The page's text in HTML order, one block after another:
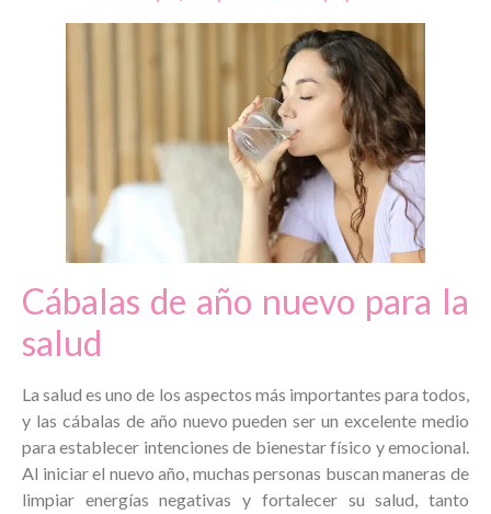
Cábalas de año nuevo para la
salud
La salud es uno de los aspectos más importantes para todos,
y las cábalas de año nuevo pueden ser un excelente medio
para establecer intenciones de bienestar físico y emocional.
Al iniciar el nuevo año, muchas personas buscan maneras de
limpiar energías negativas y fortalecer su salud, tanto